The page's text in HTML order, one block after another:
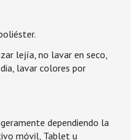
lejía, no lavar en seco,
lavar colores por
dependiendo la
móvil, Tablet u